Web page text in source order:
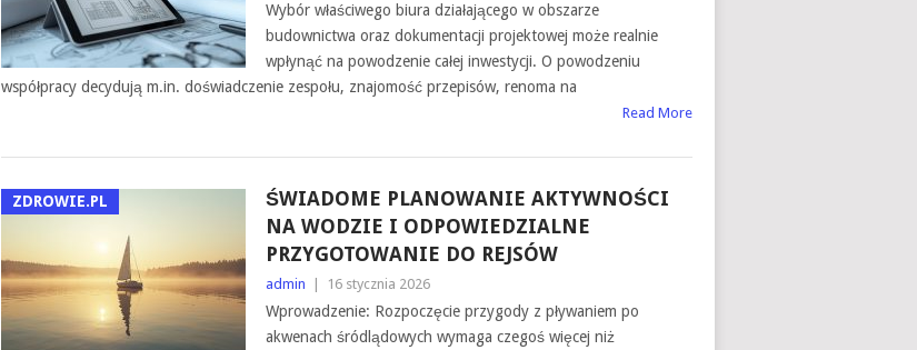
Wybór właściwego biura działającego w obszarze
budownictwa oraz dokumentacji projektowej może realnie
wpłynąć na powodzenie całej inwestycji. O powodzeniu
współpracy decydują m.in. doświadczenie zespołu, znajomość przepisów, renoma na
Read More
ZDROWIE.PL
ŚWIADOME PLANOWANIE AKTYWNOŚCI
NA WODZIE I ODPOWIEDZIALNE
PRZYGOTOWANIE DO REJSÓW
admin 16 stycznia 2026
Wprowadzenie: Rozpoczęcie przygody z pływaniem po
akwenach śródlądowych wymaga czegoś więcej niż